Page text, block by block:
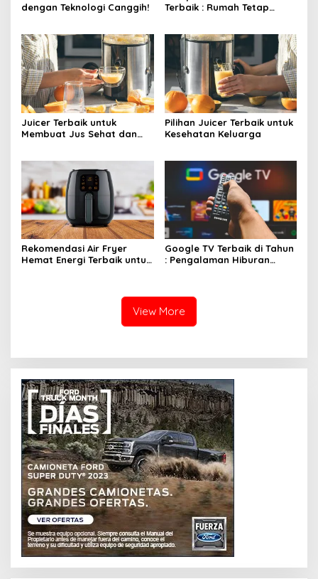
dengan Teknologi Canggih!
Terbaik : Rumah Tetap
Juicer Terbaik untuk
Membuat Jus Sehat dan
Pilihan Juicer Terbaik untuk
Kesehatan Keluarga
Rekomendasi Air Fryer
Hemat Energi Terbaik untuk
Google TV Terbaik di Tahun
: Pengalaman Hiburan
View More